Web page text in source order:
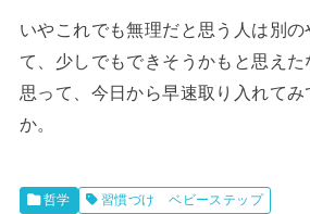
いやこれでも無理だと思う人は別
て、少しでもできそうかもと思え
思って、今日から早速取り入れてみ
か。
哲学 習慣づけ ベビーステップ